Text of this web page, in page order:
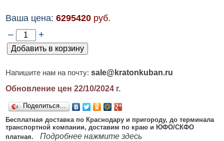
Ваша цена: 6295420руб.
– +
Напишите нам на почту: sale@kratonkuban.ru
Обновление цен 22/10/2024г.
Поделиться…
Бесплатная доставка по Краснодару и пригороду, до терминала
транспортной компании, доставим по краю и ЮФО/СКФО
платная.
Подробнее нажмите здесь